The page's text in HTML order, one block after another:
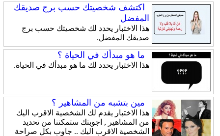
اكتشف شخصيتك حسب برج صديقك
المفضل
هذا الاختبار يحدد لك شخصيتك حسب برج
صديقك المفضل.
ما هو مبدأك في الحياة ؟
هذا الاختبار يحدد لك ما هو مبدأك في الحياة.
مين بتشبه من المشاهير ؟
هذا الاختبار يقدم لك الشخصية الاقرب اليك
من المشاهير , اجوبتك ستمكننا من تحديد
الشخصية الاقرب اليك .. جاوب بكل صراحة